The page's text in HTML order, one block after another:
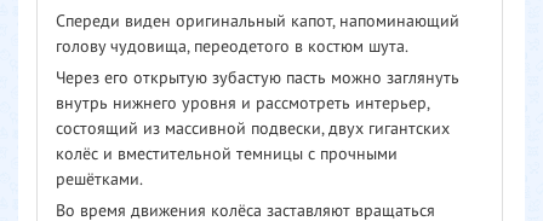
Спереди виден оригинальный капот, напоминающий
голову чудовища, переодетого в костюм шута.
Через его открытую зубастую пасть можно заглянуть
внутрь нижнего уровня и рассмотреть интерьер,
состоящий из массивной подвески, двух гигантских
колёс и вместительной темницы с прочными
решётками.
Во время движения колёса заставляют вращаться